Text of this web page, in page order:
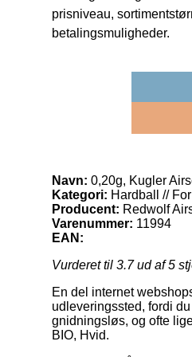
prisniveau,
betalingsmuligheder.
Navn: 0,20g, Kugler
Kategori: Hardball //
Producent: Redwolf
Varenummer: 11994
EAN:
Vurderet til 3.7ud af 5
En del internet
udleveringssted, fordi
gnidningsløs, og ofte
BIO, Hvid.